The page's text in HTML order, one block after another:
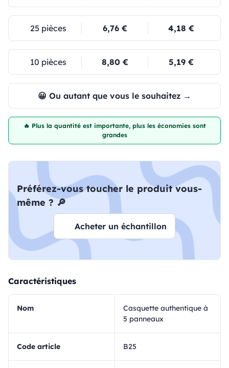
25 pièces 6,76 € 4,18 €
10 pièces 8,80 € 5,19 €
😀 Ou autant que vous le souhaitez →
🔥 Plus la quantité est importante, plus les économies sont
grandes
Préférez-vous toucher le produit vous-
même ? 🔎
Acheter un échantillon
Caractéristiques
Nom
Casquette authentique à
5 panneaux
Code article B25